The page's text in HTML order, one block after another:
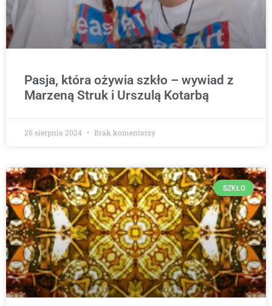
Pasja, która ożywia szkło – wywiad z
Marzeną Struk i Urszulą Kotarbą
26 sierpnia 2024 Brak komentarzy
SZKŁO